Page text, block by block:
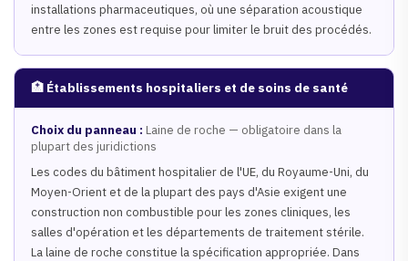
installations pharmaceutiques, où une séparation acoustique
entre les zones est requise pour limiter le bruit des procédés.
🏥 Établissements hospitaliers et de soins de santé
Choix du panneau : Laine de roche — obligatoire dans la
plupart des juridictions
Les codes du bâtiment hospitalier de l'UE, du Royaume-Uni, du
Moyen-Orient et de la plupart des pays d'Asie exigent une
construction non combustible pour les zones cliniques, les
salles d'opération et les départements de traitement stérile.
La laine de roche constitue la spécification appropriée. Dans